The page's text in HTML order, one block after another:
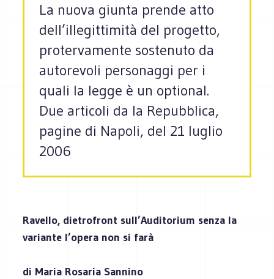
La nuova giunta prende atto
dell’illegittimità del progetto,
protervamente sostenuto da
autorevoli personaggi per i
quali la legge è un optional.
Due articoli da la Repubblica,
pagine di Napoli, del 21 luglio
2006
Ravello, dietrofront sull’Auditorium senza la
variante l’opera non si farà
di Maria Rosaria Sannino